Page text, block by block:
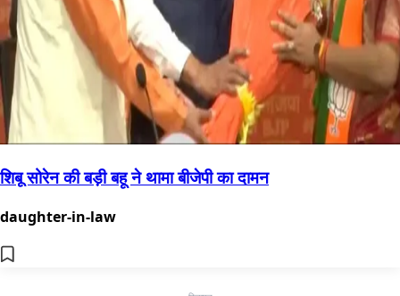
शिबू सोरेन की बड़ी बहू ने थामा बीजेपी का दामन
daughter-in-law